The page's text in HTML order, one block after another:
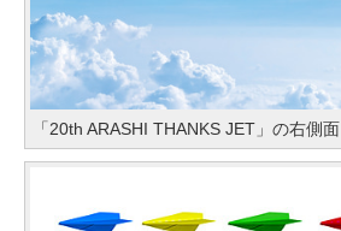
「20th ARASHI THANKS JET」の右側面